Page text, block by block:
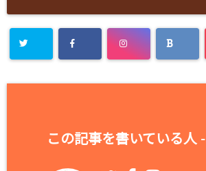
この記事を書いている人 -